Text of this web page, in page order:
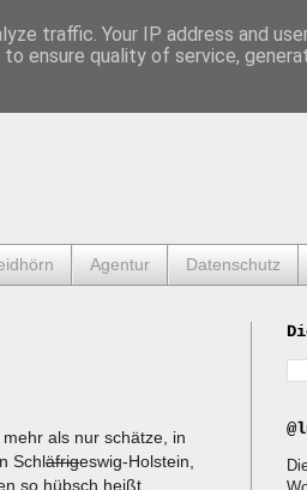
Agentur Datenschutz
als nur schätze, in
Schläfrigeswig-Holstein,
so hübsch heißt.
traffic. Your IP address and
ensure quality of service,